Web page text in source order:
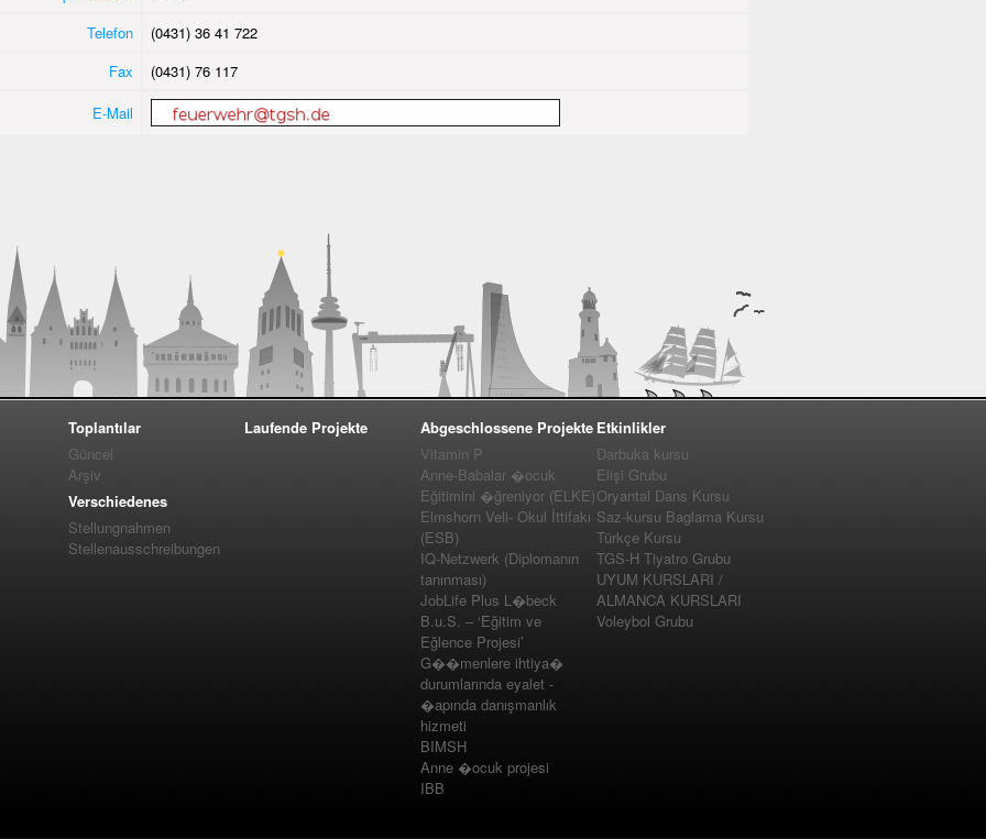
Telefon
(0431) 36 41 722
Fax
(0431) 76 117
E-Mail
Toplantılar
Güncel
Arşiv
Verschiedenes
Stellungnahmen
Stellenausschreibungen
Laufende Projekte
Abgeschlossene Projekte
Vitamin P
Anne-Babalar �ocuk
Eğitimini �ğreniyor (ELKE)
Elmshorn Veli- Okul İttifakı
(ESB)
IQ-Netzwerk (Diplomanın
tanınması)
JobLife Plus L�beck
B.u.S. – ‘Eğitim ve
Eğlence Projesi’
G��menlere ihtiya�
durumlarında eyalet -
�apında danışmanlık
hizmeti
BIMSH
Anne �ocuk projesi
IBB
Etkinlikler
Darbuka kursu
Elişi Grubu
Oryantal Dans Kursu
Saz-kursu Baglama Kursu
Türkçe Kursu
TGS-H Tiyatro Grubu
UYUM KURSLARI /
ALMANCA KURSLARI
Voleybol Grubu